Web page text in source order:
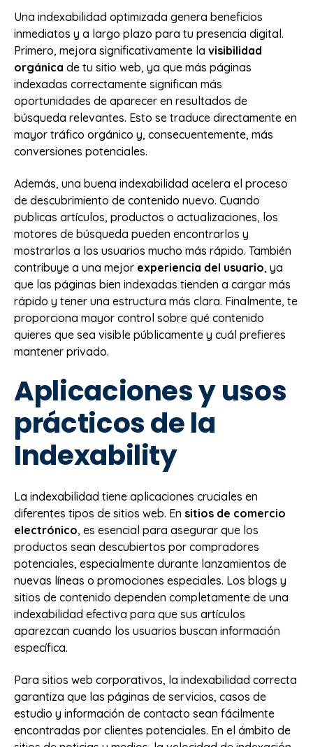
Una indexabilidad optimizada genera beneficios
inmediatos y a largo plazo para tu presencia digital.
Primero, mejora significativamente la visibilidad
orgánica de tu sitio web, ya que más páginas
indexadas correctamente significan más
oportunidades de aparecer en resultados de
búsqueda relevantes. Esto se traduce directamente en
mayor tráfico orgánico y, consecuentemente, más
conversiones potenciales.
Además, una buena indexabilidad acelera el proceso
de descubrimiento de contenido nuevo. Cuando
publicas artículos, productos o actualizaciones, los
motores de búsqueda pueden encontrarlos y
mostrarlos a los usuarios mucho más rápido. También
contribuye a una mejor experiencia del usuario, ya
que las páginas bien indexadas tienden a cargar más
rápido y tener una estructura más clara. Finalmente, te
proporciona mayor control sobre qué contenido
quieres que sea visible públicamente y cuál prefieres
mantener privado.
Aplicaciones y usos
prácticos de la
Indexability
La indexabilidad tiene aplicaciones cruciales en
diferentes tipos de sitios web. En sitios de comercio
electrónico, es esencial para asegurar que los
productos sean descubiertos por compradores
potenciales, especialmente durante lanzamientos de
nuevas líneas o promociones especiales. Los blogs y
sitios de contenido dependen completamente de una
indexabilidad efectiva para que sus artículos
aparezcan cuando los usuarios buscan información
específica.
Para sitios web corporativos, la indexabilidad correcta
garantiza que las páginas de servicios, casos de
estudio y información de contacto sean fácilmente
encontradas por clientes potenciales. En el ámbito de